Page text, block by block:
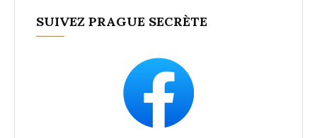
SUIVEZ PRAGUE SECRÈTE